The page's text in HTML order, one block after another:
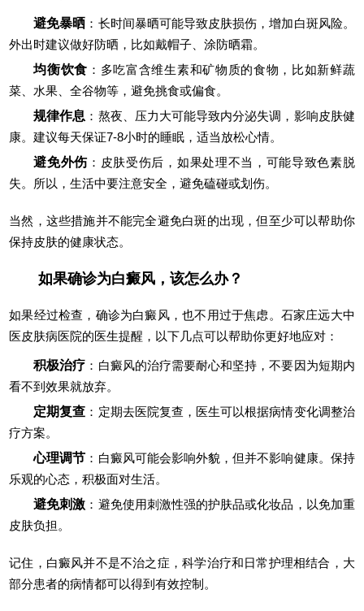
避免暴晒 ：长时间暴晒可能导致皮肤损伤，增加白斑风险。
外出时建议做好防晒，比如戴帽子、涂防晒霜。
均衡饮食 ：多吃富含维生素和矿物质的食物，比如新鲜蔬
菜、水果、全谷物等，避免挑食或偏食。
规律作息 ：熬夜、压力大可能导致内分泌失调，影响皮肤健
康。建议每天保证7-8小时的睡眠，适当放松心情。
避免外伤：皮肤受伤后，如果处理不当，可能导致色素脱
失。所以，生活中要注意安全，避免磕碰或划伤。
当然，这些措施并不能完全避免白斑的出现，但至少可以帮助你
保持皮肤的健康状态。
如果确诊为白癜风，该怎么办？
如果经过检查，确诊为白癜风，也不用过于焦虑。石家庄远大中
医皮肤病医院的医生提醒，以下几点可以帮助你更好地应对：
积极治疗 ：白癜风的治疗需要耐心和坚持，不要因为短期内
看不到效果就放弃。
定期复查 ：定期去医院复查，医生可以根据病情变化调整治
疗方案。
心理调节 ：白癜风可能会影响外貌，但并不影响健康。保持
乐观的心态，积极面对生活。
避免刺激 ：避免使用刺激性强的护肤品或化妆品，以免加重
皮肤负担。
记住，白癜风并不是不治之症，科学治疗和日常护理相结合，大
部分患者的病情都可以得到有效控制。